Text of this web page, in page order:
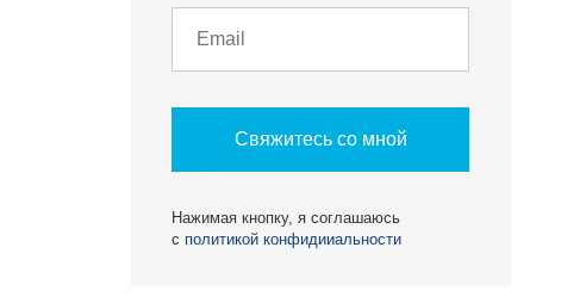
Свяжитесь со мной
Нажимая кнопку, я соглашаюсь
с политикой конфидииальности